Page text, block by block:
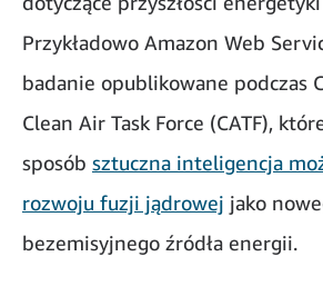
Przykładowo Amazon Web
badanie opublikowane podczas
Clean Air Task Force (CATF),
sposób sztuczna inteligencja
rozwoju fuzji jądrowej jako
bezemisyjnego źródła energii.